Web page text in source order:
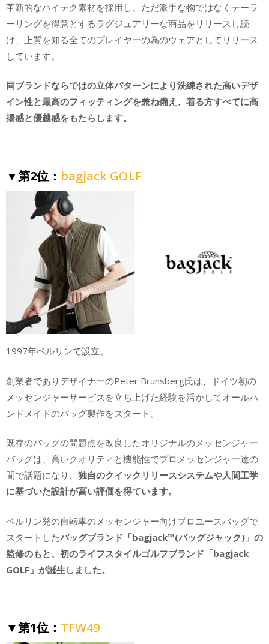
革新的なハイテク素材を採用し、ただ派手な物ではなくテーラ
ーリングを得意とするラグジュアリーな商品をリリースし続
け、上質を知る全てのプレイヤーの為のウェアとしてリリース
しています。
同ブランドならではの立体パターンにより洗練された高いデザ
イン性と最高のフィッティングを兼ね備え、着る方すべてに高
揚感と優越感をもたらします。
▼第2位： bagjack GOLF
1997年ベルリンで設立。
創業者でありデザイナーのPeter Brunsberg氏は、ドイツ初の
メッセンジャーサービスを立ち上げた経験を活かしてオールハ
ンドメイドのバッグ製作をスタート。
既存のバッグの問題点を改良したオリジナルのメッセンジャー
バッグは、高いクオリティと機能性でプロメッセンジャー達の
間で話題になり、 独自のクイックリリースシステムや人間工学
に基づいた設計が高い評価を得ています。
ベルリン発の自転車のメッセンジャー向けプロユースバッグで
スタートしたバッグブランド「bagjack™(バッグジャック)」の
監修のもと、初のライフスタイルゴルフブランド「bagjack
GOLF」が誕生しました。
▼第1位： TFW49